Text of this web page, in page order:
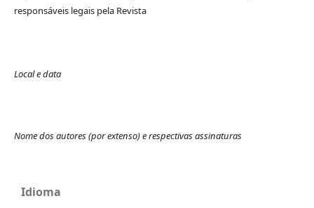
responsáveis legais pela Revista
Local e data
Nome dos autores (por extenso) e respectivas assinaturas
Idioma